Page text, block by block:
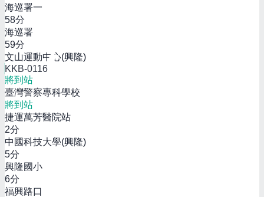
海巡署一
58分
海巡署
59分
文山運動中心(興隆)
KKB-0116
將到站
臺灣警察專科學校
將到站
捷運萬芳醫院站
2分
中國科技大學(興隆)
5分
興隆國小
6分
福興路口